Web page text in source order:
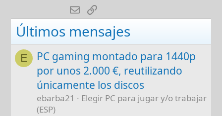
E-mailEnlace
Últimos mensajes
E
PC gaming montado para 1440p
por unos 2.000 €, reutilizando
únicamente los discos
ebarba21
Elegir PC para jugar y/o trabajar
(ESP)